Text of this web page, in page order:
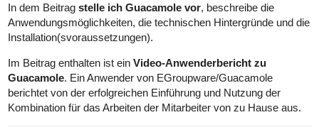
In dem Beitrag stelle ich Guacamole vor, beschreibe die
Anwendungsmöglichkeiten, die technischen Hintergründe und die
Installation(svoraussetzungen).
Im Beitrag enthalten ist ein Video-Anwenderbericht zu
Guacamole. Ein Anwender von EGroupware/Guacamole
berichtet von der erfolgreichen Einführung und Nutzung der
Kombination für das Arbeiten der Mitarbeiter von zu Hause aus.